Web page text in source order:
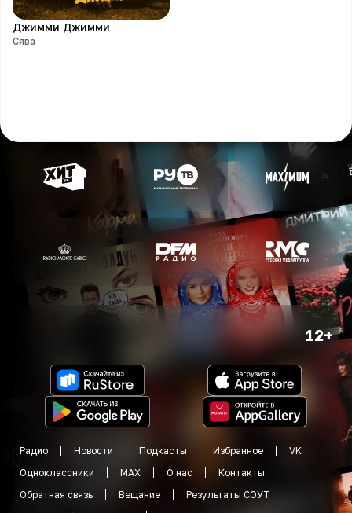
Джимми Джимми
Сява
12+
Радио Новости Подкасты Избранное
VK
Одноклассники
MAX О нас
Контакты
Обратная связь
Вещание
Результаты СОУТ